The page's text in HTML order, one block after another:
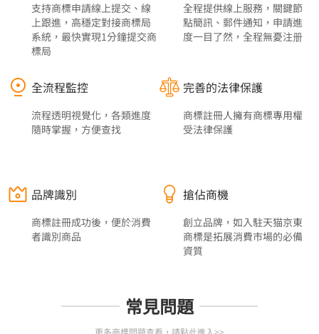
支持商標申請線上提交、線
上跟進，高穩定對接商標局
系統，最快實現1分鐘提交商
標局
全程提供線上服務，關鍵節
點簡訊、郵件通知，申請進
度一目了然，全程無憂注册
全流程監控
流程透明視覺化，各類進度
隨時掌握，方便查找
完善的法律保護
商標註冊人擁有商標專用權
受法律保護
品牌識別
商標註冊成功後，便於消費
者識別商品
搶佔商機
創立品牌，如入駐天猫京東
商標是拓展消費市場的必備
資質
常見問題